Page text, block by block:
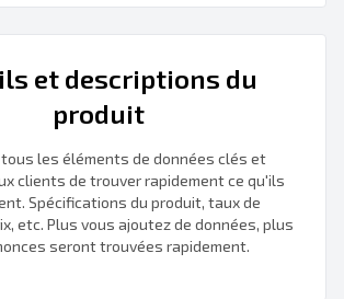
et descriptions du
produit
les éléments de données clés et
clients de trouver rapidement ce qu'ils
Spécifications du produit, taux de
etc. Plus vous ajoutez de données, plus
seront trouvées rapidement.